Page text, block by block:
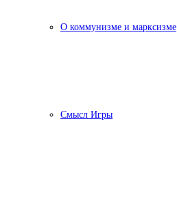
О коммунизме и марксизме
Смысл Игры